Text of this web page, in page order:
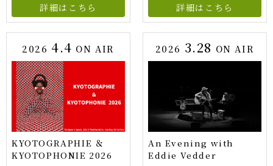
詳細はこちら
詳細はこちら
2026 4.4 ON AIR
KYOTOGRAPHIE ＆
KYOTOPHONIE 2026
2026 3.28 ON AIR
An Evening with
Eddie Vedder